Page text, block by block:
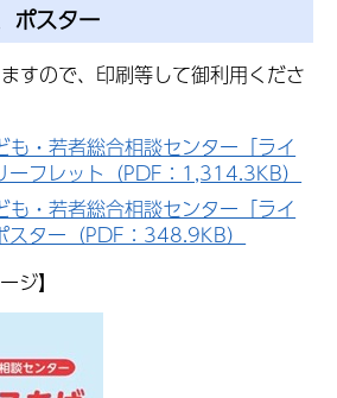
ポスター
すので、印刷等して御利用くださ
も・若者総合相談センター「ライ
ーフレット（PDF：1,314.3KB）
も・若者総合相談センター「ライ
スター（PDF：348.9KB）
ジ】